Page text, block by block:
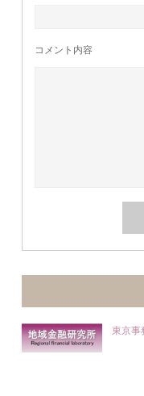
コメント内容
東京